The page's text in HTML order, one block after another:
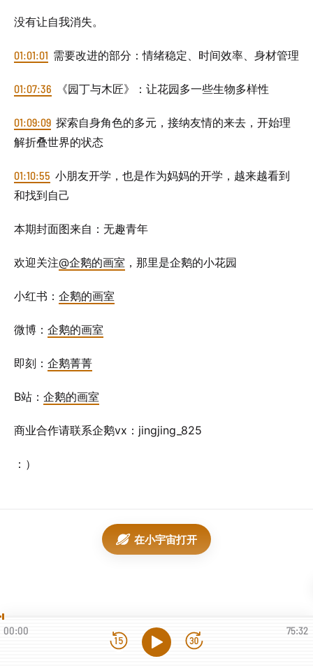
没有让自我消失。
01:01:01 需要改进的部分：情绪稳定、时间效率、身材管理
01:07:36 《园丁与木匠》：让花园多一些生物多样性
01:09:09 探索自身角色的多元，接纳友情的来去，开始理
解折叠世界的状态
01:10:55 小朋友开学，也是作为妈妈的开学，越来越看到
和找到自己
本期封面图来自：无趣青年
欢迎关注@企鹅的画室 ，那里是企鹅的小花园
小红书： 企鹅的画室
微博： 企鹅的画室
即刻： 企鹅菁菁
B站： 企鹅的画室
商业合作请联系企鹅vx：jingjing_825
：）
在小宇宙打开
00:00 75:32